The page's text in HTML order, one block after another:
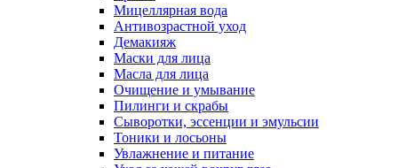
Мицеллярная вода
Антивозрастной уход
Демакияж
Маски для лица
Масла для лица
Очищение и умывание
Пилинги и скрабы
Сыворотки, эссенции и эмульсии
Тоники и лосьоны
Увлажнение и питание